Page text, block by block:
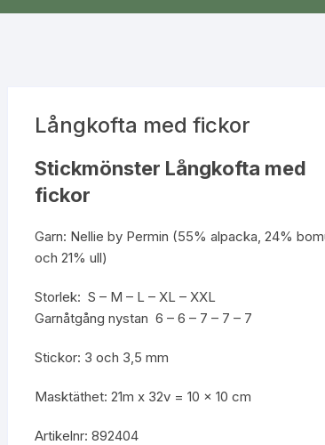
Långkofta med fickor
Stickmönster Långkofta med
fickor
Garn: Nellie by Permin (55% alpacka, 24%
och 21% ull)
Storlek: S – M – L – XL – XXL
Garnåtgång nystan 6 – 6 – 7 – 7 – 7
Stickor: 3 och 3,5 mm
Masktäthet: 21m x 32v = 10 x 10 cm
Artikelnr:892404